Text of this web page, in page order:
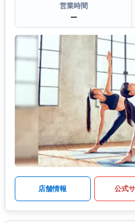
営業時間
ー
店舗情報 公式